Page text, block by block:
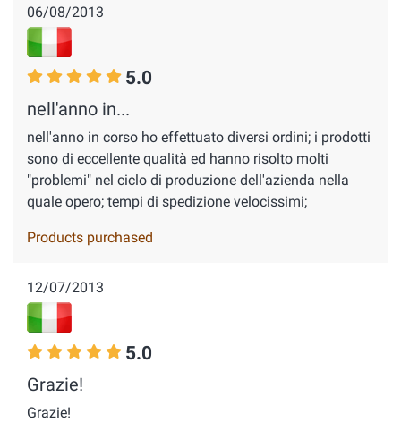
06/08/2013
5.0
nell'anno in...
nell'anno in corso ho effettuato diversi ordini; i prodotti
sono di eccellente qualità ed hanno risolto molti
"problemi" nel ciclo di produzione dell'azienda nella
quale opero; tempi di spedizione velocissimi;
Products purchased
12/07/2013
5.0
Grazie!
Grazie!